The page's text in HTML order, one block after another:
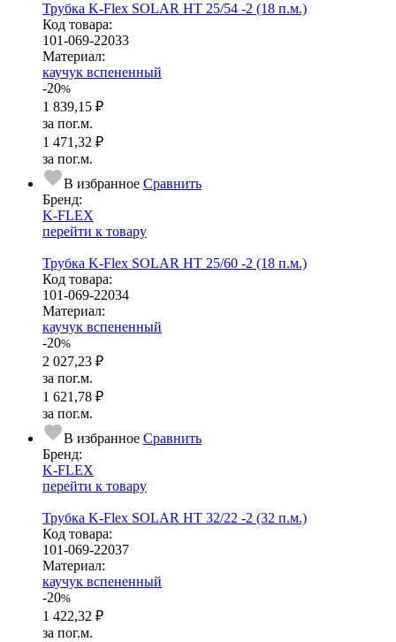
Трубка K-Flex SOLAR HT 25/54 -2 (18 п.м.)
Код товара:
101-069-22033
Ма­­те­­ри­­ал:
каучук вспененный
-20%
1 839,15 ₽
за пог.м.
1 471,32 ₽
за пог.м.
В избранное Сравнить
Бренд:
K-FLEX
перейти к товару
Трубка K-Flex SOLAR HT 25/60 -2 (18 п.м.)
Код товара:
101-069-22034
Ма­­те­­ри­­ал:
каучук вспененный
-20%
2 027,23 ₽
за пог.м.
1 621,78 ₽
за пог.м.
В избранное Сравнить
Бренд:
K-FLEX
перейти к товару
Трубка K-Flex SOLAR HT 32/22 -2 (32 п.м.)
Код товара:
101-069-22037
Ма­­те­­ри­­ал:
каучук вспененный
-20%
1 422,32 ₽
за пог.м.